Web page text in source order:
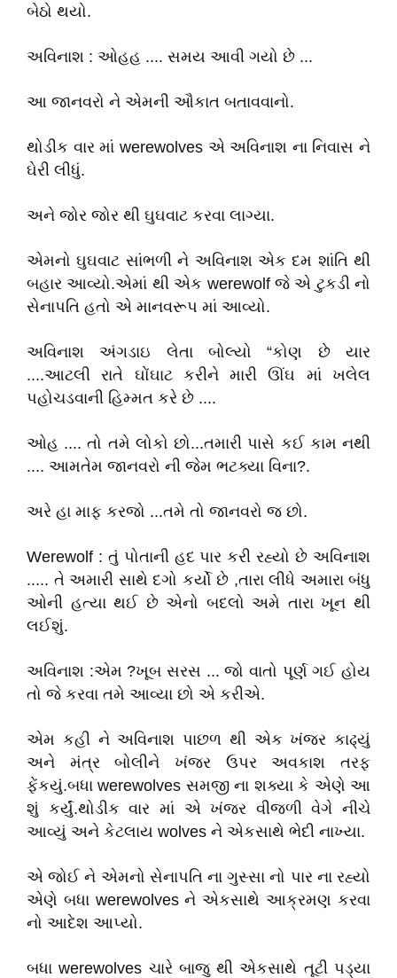
બેઠો થયો.
અવિનાશ : ઓહહ .... સમય આવી ગયો છે ...
આ જાનવરો ને એમની ઔકાત બતાવવાનો.
થોડીક વાર માં werewolves એ અવિનાશ ના નિવાસ ને
ઘેરી લીધું.
અને જોર જોર થી ઘુઘવાટ કરવા લાગ્યા.
એમનો ઘુઘવાટ સાંભળી ને અવિનાશ એક દમ શાંતિ થી
બહાર આવ્યો.એમાં થી એક werewolf જે એ ટુકડી નો
સેનાપતિ હતો એ માનવરૂપ માં આવ્યો.
અવિનાશ અંગડાઇ લેતા બોલ્યો “કોણ છે યાર
....આટલી રાતે ઘોંઘાટ કરીને મારી ઊંઘ માં ખલેલ
પહોચડવાની હિમ્મત કરે છે ....
ઓહ .... તો તમે લોકો છો...તમારી પાસે કઈ કામ નથી
.... આમતેમ જાનવરો ની જેમ ભટક્યા વિના?.
અરે હા માફ કરજો ...તમે તો જાનવરો જ છો.
Werewolf : તું પોતાની હદ પાર કરી રહ્યો છે અવિનાશ
..... તે અમારી સાથે દગો કર્યો છે ,તારા લીધે અમારા બંધુ
ઓની હત્યા થઈ છે એનો બદલો અમે તારા ખૂન થી
લઈશું.
અવિનાશ :એમ ?ખૂબ સરસ ... જો વાતો પૂર્ણ ગઈ હોય
તો જે કરવા તમે આવ્યા છો એ કરીએ.
એમ કહી ને અવિનાશ પાછળ થી એક ખંજર કાઢ્યું
અને મંત્ર બોલીને ખંજર ઉપર અવકાશ તરફ
ફેંકયું.બધા werewolves સમજી ના શક્યા કે એણે આ
શું કર્યું.થોડીક વાર માં એ ખંજર વીજળી વેગે નીચે
આવ્યું અને કેટલાય wolves ને એકસાથે ભેદી નાખ્યા.
એ જોઈ ને એમનો સેનાપતિ ના ગુસ્સા નો પાર ના રહ્યો
એણે બધા werewolves ને એકસાથે આક્રમણ કરવા
નો આદેશ આપ્યો.
બધા werewolves ચારે બાજુ થી એકસાથે તૂટી પડ્યા